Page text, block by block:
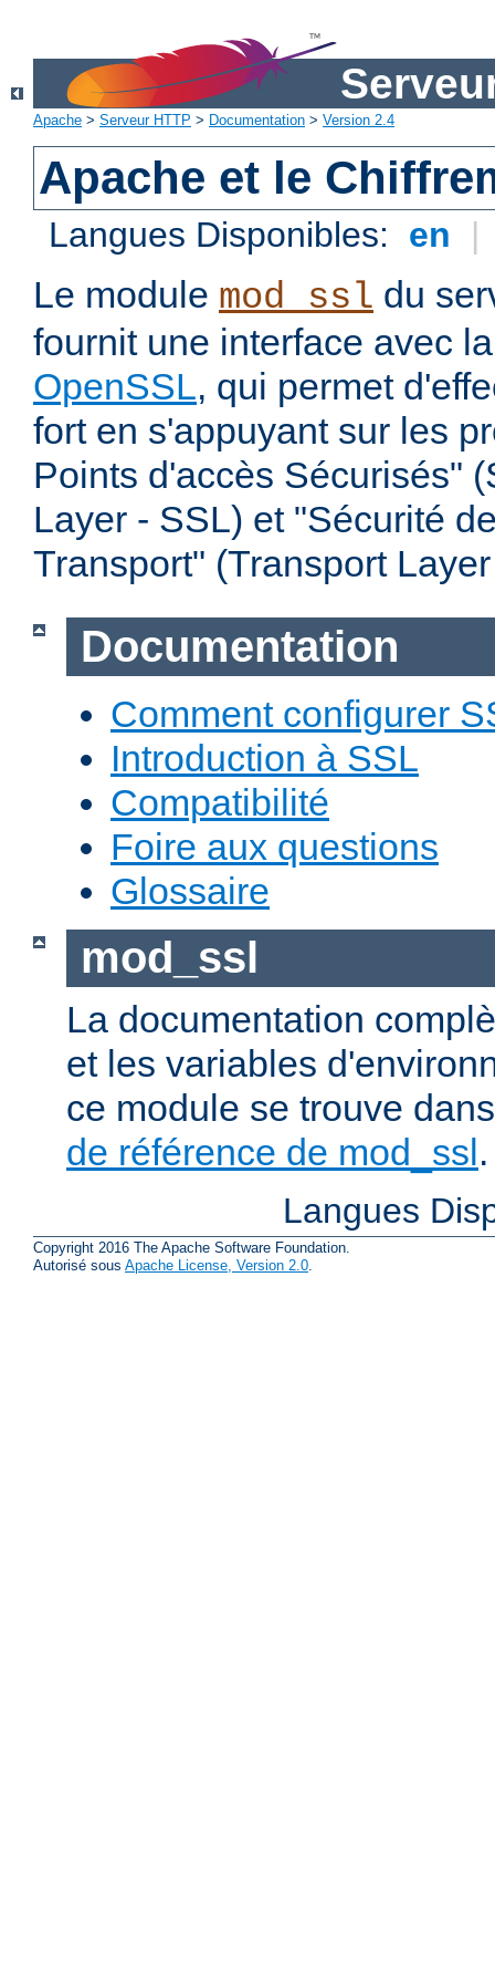
Apache > Serveur HTTP > Documentation > Version 2.4
Apache et le
Langues Disponibles: en |
Le module mod_ssl du
fournit une interface avec
OpenSSL, qui permet
fort en s'appuyant sur les
Points d'accès Sécurisés"
Layer - SSL) et "Sécurité
Transport" (Transport
Documentation
Comment configurer
Introduction à SSL
Compatibilité
Foire aux questions
Glossaire
mod_ssl
La documentation
et les variables
ce module se trouve
de référence de mod_ssl.
Langues
Copyright 2016 The Apache Software Foundation.
Autorisé sous Apache License, Version 2.0.